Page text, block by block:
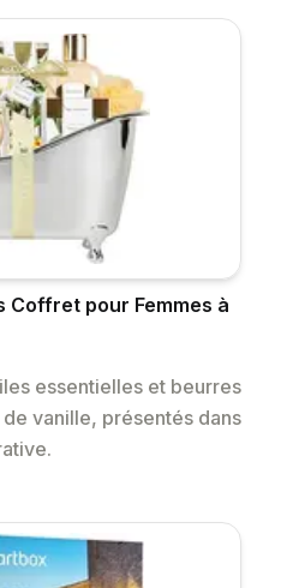
Coffret pour Femmes à
essentielles et beurres
vanille, présentés dans